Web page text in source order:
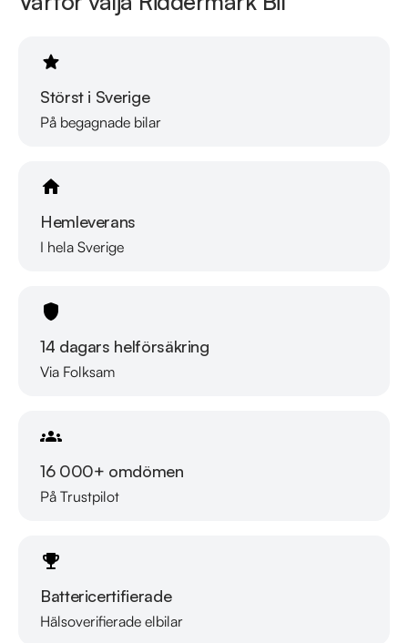
Störst i Sverige
På begagnade bilar
Hemleverans
I hela Sverige
14 dagars helförsäkring
Via Folksam
16 000+ omdömen
På Trustpilot
Battericertifierade
Hälsoverifierade elbilar
Läs mer om oss
Välkomna!